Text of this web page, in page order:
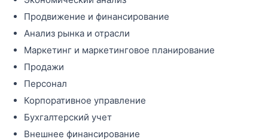
Продвижение и финансирование
Анализ рынка и отрасли
Маркетинг и маркетинговое планирование
Продажи
Персонал
Корпоративное управление
Бухгалтерский учет
Внешнее финансирование